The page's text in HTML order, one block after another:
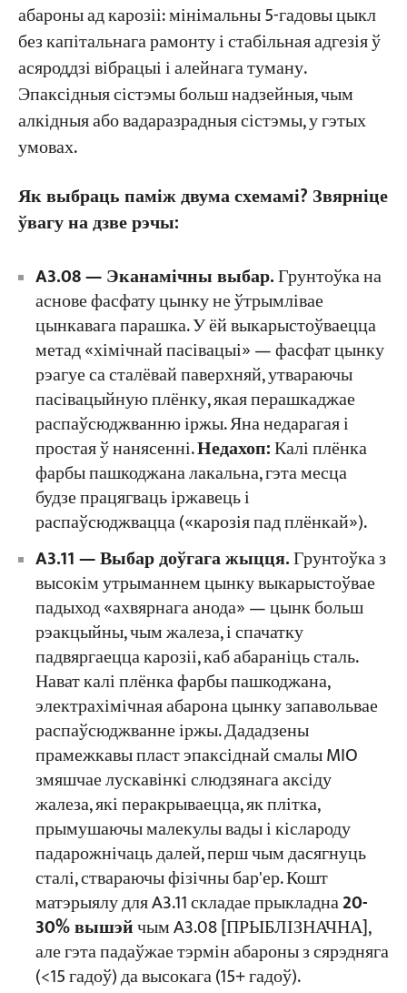
абароны ад карозіі: мінімальны 5-гадовы цыкл
без капітальнага рамонту і стабільная адгезія ў
асяроддзі вібрацыі і алейнага туману.
Эпаксідныя сістэмы больш надзейныя, чым
алкідныя або вадаразрадныя сістэмы, у гэтых
умовах.
Як выбраць паміж двума схемамі? Звярніце
ўвагу на дзве рэчы:
A3.08 — Эканамічны выбар.Грунтоўка на
аснове фасфату цынку не ўтрымлівае
цынкавага парашка. У ёй выкарыстоўваецца
метад «хімічнай пасівацыі» — фасфат цынку
рэагуе са сталёвай паверхняй, утвараючы
пасівацыйную плёнку, якая перашкаджае
распаўсюджванню іржы. Яна недарагая і
простая ў нанясенні.Недахоп:Калі плёнка
фарбы пашкоджана лакальна, гэта месца
будзе працягваць іржавець і
распаўсюджвацца («карозія пад плёнкай»).
A3.11 — Выбар доўгага жыцця.Грунтоўка з
высокім утрыманнем цынку выкарыстоўвае
падыход «ахвярнага анода» — цынк больш
рэакцыйны, чым жалеза, і спачатку
падвяргаецца карозіі, каб абараніць сталь.
Нават калі плёнка фарбы пашкоджана,
электрахімічная абарона цынку запавольвае
распаўсюджванне іржы. Дададзены
прамежкавы пласт эпаксіднай смалы MIO
змяшчае лускавінкі слюдзянага аксіду
жалеза, які перакрываецца, як плітка,
прымушаючы малекулы вады і кіслароду
падарожнічаць далей, перш чым дасягнуць
сталі, ствараючы фізічны бар'ер. Кошт
матэрыялу для A3.11 складае прыкладна20-
30% вышэйчым A3.08 [ПРЫБЛІЗНАЧНА],
але гэта падаўжае тэрмін абароны з сярэдняга
(<15 гадоў) да высокага (15+ гадоў).